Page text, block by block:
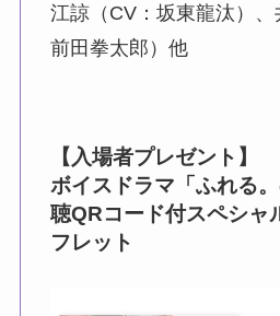
江諒（CV：坂東龍汰）、
前田拳太郎）他
【入場者プレゼント】
ボイスドラマ「ふれる
聴QRコード付スペシャ
フレット